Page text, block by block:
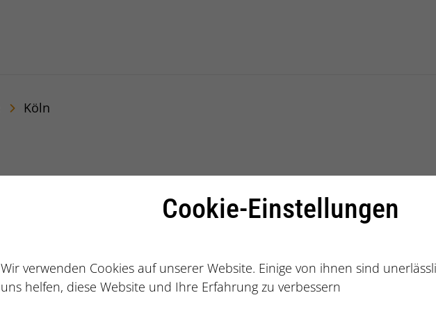
Köln
Cookie-Einstellungen
Wir verwenden Cookies auf unserer Website. Einige von ihnen sind
uns helfen, diese Website und Ihre Erfahrung zu verbessern